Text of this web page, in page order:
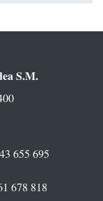
S.M.
655 695
678 818